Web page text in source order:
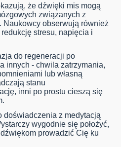
że dźwięki mis mogą
związanych z
Naukowcy obserwują również
stresu, napięcia i
do regeneracji po
innych - chwila zatrzymania,
lub własną
stanu
inni po prostu cieszą się
doświadczenia z medytacją
wygodnie się położyć,
prowadzić Cię ku